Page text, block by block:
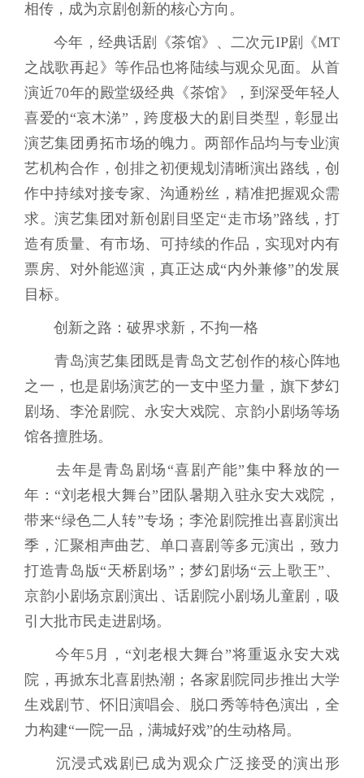
相传，成为京剧创新的核心方向。
今年，经典话剧《茶馆》、二次元IP剧《MT
之战歌再起》等作品也将陆续与观众见面。从首
演近70年的殿堂级经典《茶馆》，到深受年轻人
喜爱的“哀木涕”，跨度极大的剧目类型，彰显出
演艺集团勇拓市场的魄力。两部作品均与专业演
艺机构合作，创排之初便规划清晰演出路线，创
作中持续对接专家、沟通粉丝，精准把握观众需
求。演艺集团对新创剧目坚定“走市场”路线，打
造有质量、有市场、可持续的作品，实现对内有
票房、对外能巡演，真正达成“内外兼修”的发展
目标。
创新之路：破界求新，不拘一格
青岛演艺集团既是青岛文艺创作的核心阵地
之一，也是剧场演艺的一支中坚力量，旗下梦幻
剧场、李沧剧院、永安大戏院、京韵小剧场等场
馆各擅胜场。
去年是青岛剧场“喜剧产能”集中释放的一
年：“刘老根大舞台”团队暑期入驻永安大戏院，
带来“绿色二人转”专场；李沧剧院推出喜剧演出
季，汇聚相声曲艺、单口喜剧等多元演出，致力
打造青岛版“天桥剧场”；梦幻剧场“云上歌王”、
京韵小剧场京剧演出、话剧院小剧场儿童剧，吸
引大批市民走进剧场。
今年5月，“刘老根大舞台”将重返永安大戏
院，再掀东北喜剧热潮；各家剧院同步推出大学
生戏剧节、怀旧演唱会、脱口秀等特色演出，全
力构建“一院一品，满城好戏”的生动格局。
沉浸式戏剧已成为观众广泛接受的演出形